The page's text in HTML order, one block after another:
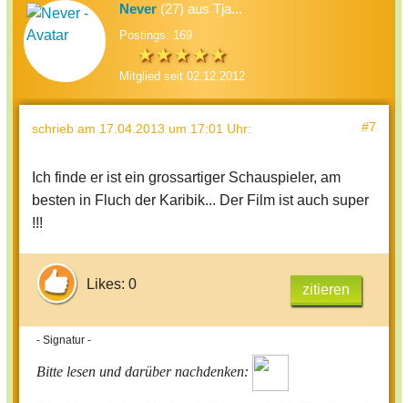
Never (27) aus Tja...
Postings: 169
Mitglied seit 02.12.2012
schrieb am 17.04.2013 um 17:01 Uhr: #7
Ich finde er ist ein grossartiger Schauspieler, am
besten in Fluch der Karibik... Der Film ist auch super
!!!
Likes: 0 zitieren
- Signatur -
Bitte lesen und darüber nachdenken: